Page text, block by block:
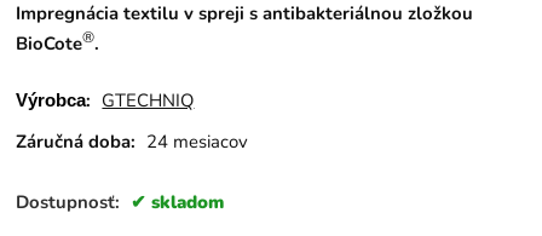
Impregnácia textilu v spreji s antibakteriálnou zložkou
BioCote®.
Výrobca: GTECHNIQ
Záručná doba: 24 mesiacov
Dostupnosť: skladom